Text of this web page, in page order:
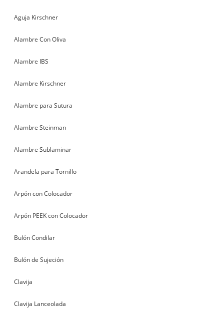
Aguja Kirschner
Alambre Con Oliva
Alambre IBS
Alambre Kirschner
Alambre para Sutura
Alambre Steinman
Alambre Sublaminar
Arandela para Tornillo
Arpón con Colocador
Arpón PEEK con Colocador
Bulón Condilar
Bulón de Sujeción
Clavija
Clavija Lanceolada